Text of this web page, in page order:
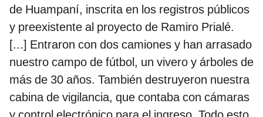
de Huampaní, inscrita en los registros públicos
y preexistente al proyecto de Ramiro Prialé.
[...] Entraron con dos camiones y han arrasado
nuestro campo de fútbol, un vivero y árboles de
más de 30 años. También destruyeron nuestra
cabina de vigilancia, que contaba con cámaras